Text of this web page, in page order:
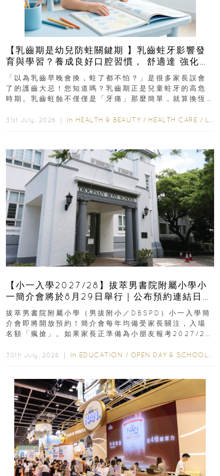
【乳齒期是幼兒防蛀關鍵期 】乳齒蛀牙影響發
育與學習？養成良好口腔習慣， 舒適達 強化琺
瑯質 兒童牙膏防護指南
「以為乳齒早晚會換，蛀了都不怕？」是很多家長誤會
了的護齒大忌！您知道嗎？乳齒期正是兒童蛀牙的高危
時期。乳齒蛀蝕不僅僅是「牙痛」那麼簡單，就算換恆
31st July, 2026 ｜ In HEALTH & BEAUTY / HEALTH CARE / LIFESTYLE
【小一入學2027/28】拔萃男書院附屬小學小
一簡介會將於8月29日舉行｜公布預約連結日期
｜更設有網上重溫
拔萃男書院附屬小學（男拔附小／DBSPD）小一入學簡
介會即將開放預約！簡介會每年均備受家長關注，入場
名額「瘋搶」。如果家長正準備為小朋友報考2027/28
30th July, 2026 ｜ In EDUCATION / OPEN DAY & SCHOOL EVENTS